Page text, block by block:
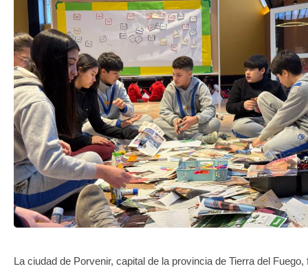
AUDIOS
VIDEOS
GALERIA DE FOTOS
APP MÓVIL
TRANSPARENCIA
La ciudad de Porvenir, capital de la provincia de Tierra del Fuego,